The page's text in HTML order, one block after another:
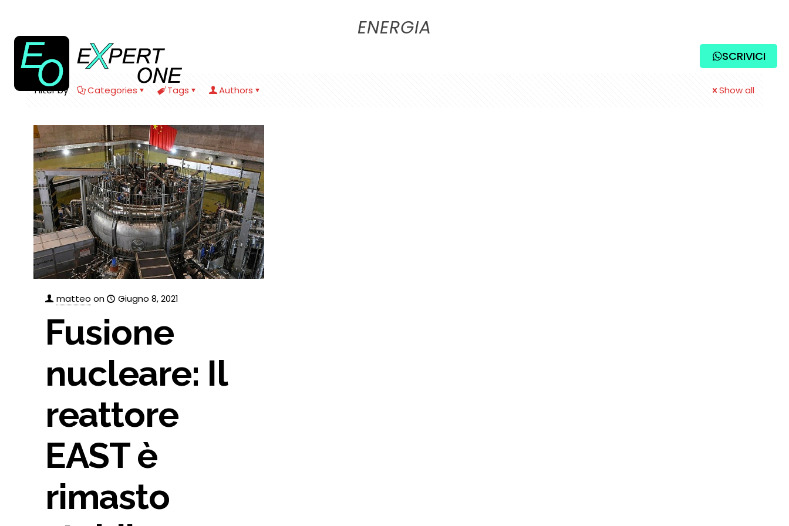
SCRIVICI
ENERGIA
Filter by Categories Tags Authors Show all
matteo on Giugno 8, 2021
Fusione
nucleare: Il
reattore
EAST è
rimasto